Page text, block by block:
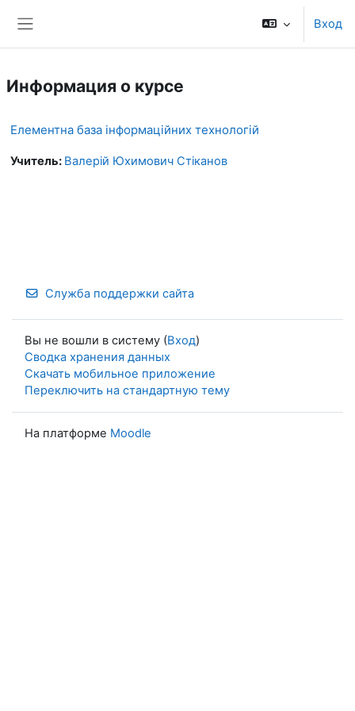
Вход
Информация о курсе
Елементна база інформаційних технологій
Учитель: Валерій Юхимович Стіканов
Служба поддержки сайта
Вы не вошли в систему (Вход)
Сводка хранения данных
Скачать мобильное приложение
Переключить на стандартную тему
На платформе Moodle